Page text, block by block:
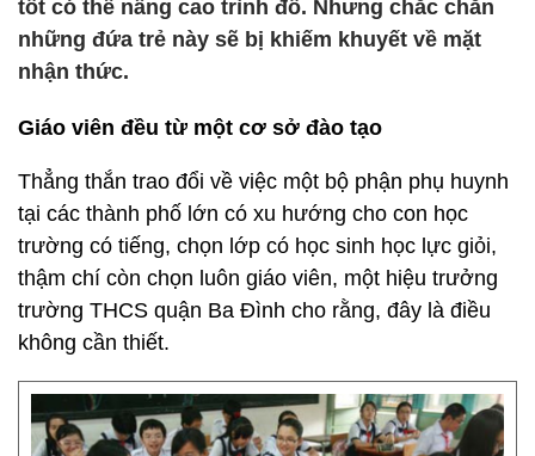
tốt có thể nâng cao trình đô. Nhưng chắc chắn
những đứa trẻ này sẽ bị khiếm khuyết về mặt
nhận thức.
Giáo viên đều từ một cơ sở đào tạo
Thẳng thắn trao đổi về việc một bộ phận phụ huynh
tại các thành phố lớn có xu hướng cho con học
trường có tiếng, chọn lớp có học sinh học lực giỏi,
thậm chí còn chọn luôn giáo viên, một hiệu trưởng
trường THCS quận Ba Đình cho rằng, đây là điều
không cần thiết.